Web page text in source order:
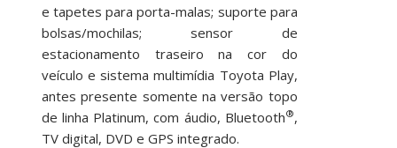
e tapetes para porta-malas; suporte para
bolsas/mochilas; sensor de
estacionamento traseiro na cor do
veículo e sistema multimídia Toyota Play,
antes presente somente na versão topo
de linha Platinum, com áudio, Bluetooth®,
TV digital, DVD e GPS integrado.